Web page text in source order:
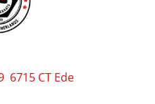
6715 CT Ede